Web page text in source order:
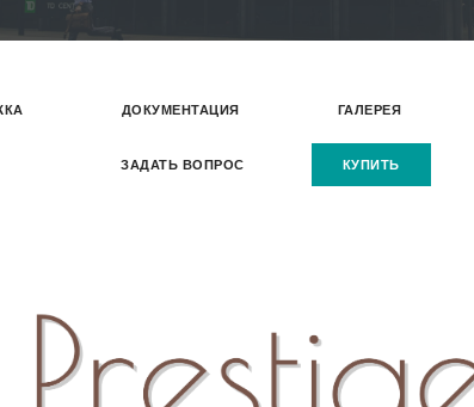
ДОКУМЕНТАЦИЯ ГАЛЕРЕЯ
ЗАДАТЬ ВОПРОС КУПИТЬ